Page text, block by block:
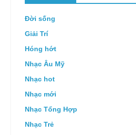
Đời sống
Giải Trí
Hóng hớt
Nhạc Âu Mỹ
Nhạc hot
Nhạc mới
Nhạc Tổng Hợp
Nhạc Trẻ